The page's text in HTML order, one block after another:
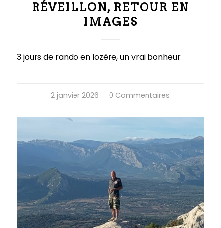
RÉVEILLON, RETOUR EN
IMAGES
3 jours de rando en lozère, un vrai bonheur
2 janvier 2026
/ 0 Commentaires